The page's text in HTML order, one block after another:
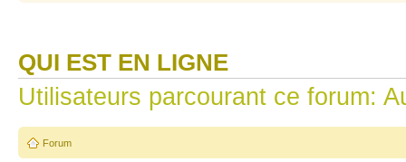
QUI EST EN LIGNE
Utilisateurs parcourant ce forum:
Forum